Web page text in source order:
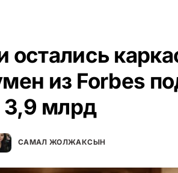
остались
из Forbes
3,9 млрд
САМАЛ ЖОЛЖАКСЫН